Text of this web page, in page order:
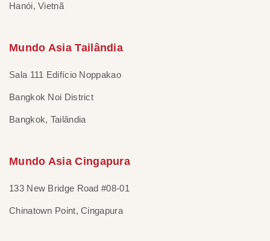
Hanói, Vietnã
Mundo Asia Tailândia
Sala 111 Edifício Noppakao
Bangkok Noi District
Bangkok, Tailândia
Mundo Asia Cingapura
133 New Bridge Road #08-01
Chinatown Point, Cingapura